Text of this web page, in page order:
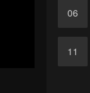
06
11